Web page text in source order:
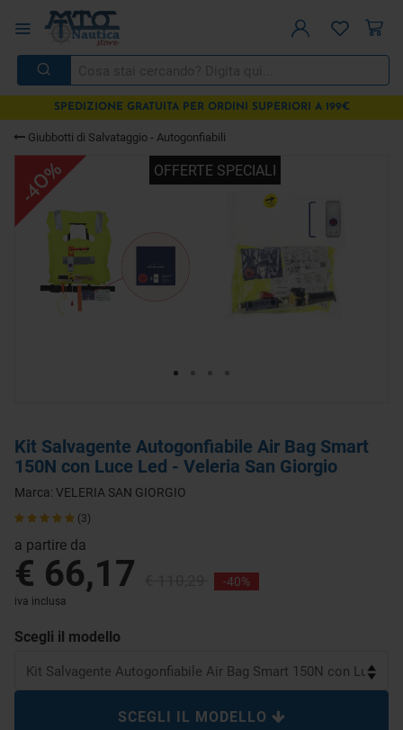
SPEDIZIONE GRATUITA PER ORDINI SUPERIORI A 199€
Giubbotti di Salvataggio - Autogonfiabili
OFFERTE SPECIALI
-40%
Kit Salvagente Autogonfiabile Air Bag Smart
150N con Luce Led - Veleria San Giorgio
Marca: VELERIA SAN GIORGIO
(3)
a partire da
€ 66,17 -40%
iva inclusa
Scegli il modello
SCEGLI IL MODELLO